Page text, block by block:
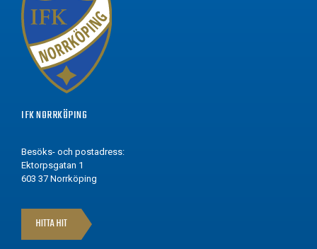
IFK NORRKÖPING
Besöks- och postadress:
Ektorpsgatan 1
603 37 Norrköping
HITTA HIT